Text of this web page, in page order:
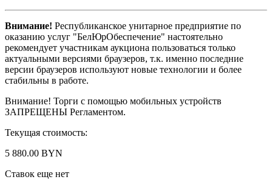
Внимание! Республиканское унитарное предприятие по
оказанию услуг "БелЮрОбеспечение" настоятельно
рекомендует участникам аукциона пользоваться только
актуальными версиями браузеров, т.к. именно последние
версии браузеров используют новые технологии и более
стабильны в работе.
Внимание! Торги с помощью мобильных устройств
ЗАПРЕЩЕНЫ Регламентом.
Текущая стоимость:
5 880.00 BYN
Ставок еще нет